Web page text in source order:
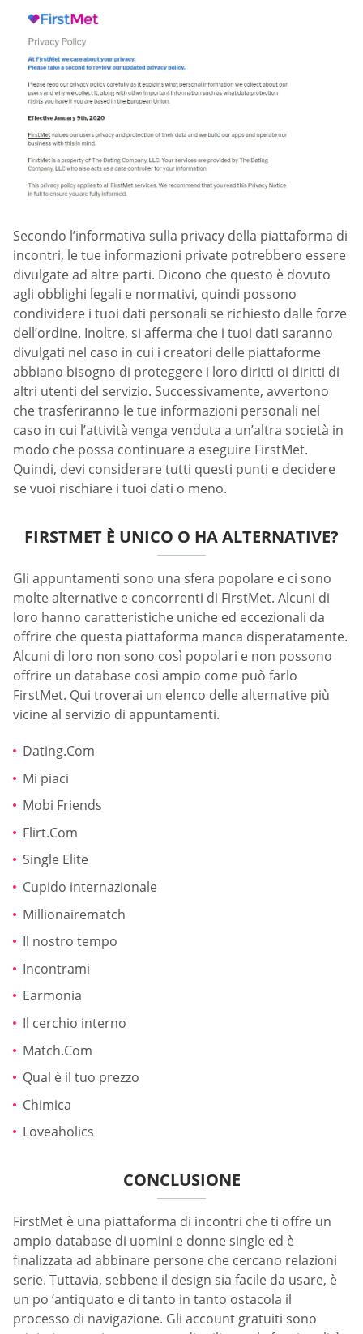
Secondo l’informativa sulla privacy della piattaforma di
incontri, le tue informazioni private potrebbero essere
divulgate ad altre parti. Dicono che questo è dovuto
agli obblighi legali e normativi, quindi possono
condividere i tuoi dati personali se richiesto dalle forze
dell’ordine. Inoltre, si afferma che i tuoi dati saranno
divulgati nel caso in cui i creatori delle piattaforme
abbiano bisogno di proteggere i loro diritti oi diritti di
altri utenti del servizio. Successivamente, avvertono
che trasferiranno le tue informazioni personali nel
caso in cui l’attività venga venduta a un’altra società in
modo che possa continuare a eseguire FirstMet.
Quindi, devi considerare tutti questi punti e decidere
se vuoi rischiare i tuoi dati o meno.
FIRSTMET È UNICO O HA ALTERNATIVE?
Gli appuntamenti sono una sfera popolare e ci sono
molte alternative e concorrenti di FirstMet. Alcuni di
loro hanno caratteristiche uniche ed eccezionali da
offrire che questa piattaforma manca disperatamente.
Alcuni di loro non sono così popolari e non possono
offrire un database così ampio come può farlo
FirstMet. Qui troverai un elenco delle alternative più
vicine al servizio di appuntamenti.
Dating.Com
Mi piaci
Mobi Friends
Flirt.Com
Single Elite
Cupido internazionale
Millionairematch
Il nostro tempo
Incontrami
Earmonia
Il cerchio interno
Match.Com
Qual è il tuo prezzo
Chimica
Loveaholics
CONCLUSIONE
FirstMet è una piattaforma di incontri che ti offre un
ampio database di uomini e donne single ed è
finalizzata ad abbinare persone che cercano relazioni
serie. Tuttavia, sebbene il design sia facile da usare, è
un po ‘antiquato e di tanto in tanto ostacola il
processo di navigazione. Gli account gratuiti sono